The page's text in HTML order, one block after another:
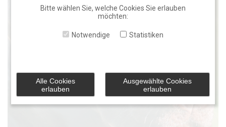
Bitte wählen Sie, welche Cookies Sie erlauben
möchten:
Notwendige Statistiken
Alle Cookies
erlauben
Ausgewählte Cookies
erlauben